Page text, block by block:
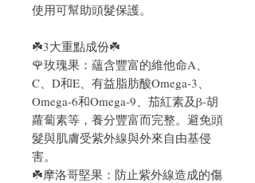
使用可幫助頭髮保護。
☘️3大重點成份☘️
🌹玫瑰果：蘊含豐富的維他命A、
C、D和E、有益脂肪酸Omega-3、
Omega-6和Omega-9、茄紅素及β-胡
蘿蔔素等，養分豐富而完整。避免頭
髮與肌膚受紫外線與外來自由基侵
害。
☘️摩洛哥堅果：防止紫外線造成的傷